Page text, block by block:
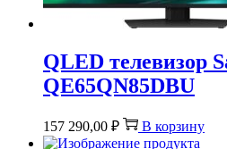
QLED телевизор
QE65QN85DBU
157 290,00 ₽ В корзину